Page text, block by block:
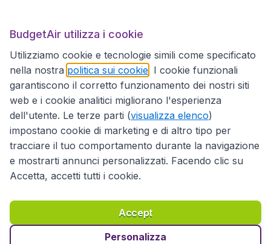
Siti internazionali
Esonero di responsabilità
Diritto d'autore © 2026
BudgetAir utilizza i cookie
Utilizziamo cookie e tecnologie simili come specificato
nella nostra politica sui cookie . I cookie funzionali
garantiscono il corretto funzionamento dei nostri siti
web e i cookie analitici migliorano l'esperienza
dell'utente. Le terze parti (visualizza elenco)
impostano cookie di marketing e di altro tipo per
tracciare il tuo comportamento durante la navigazione
e mostrarti annunci personalizzati. Facendo clic su
Accetta, accetti tutti i cookie.
Accept
Personalizza